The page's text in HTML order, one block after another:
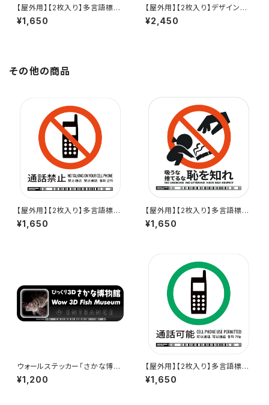
【屋外用】【2枚入り】多言語標識
「外国語メニューあります(グレ
ー)」- 150x150mm/3言語/新J
¥1,650
【屋外用】【2枚入り】デザイン標
識「EV QUICK（反射）」- 150x1
50mm/英語＋日本語/スマホ連
¥2,450
その他の商品
【屋外用】【2枚入り】多言語標識
「通話禁止（白）」- 150x150m
m/5言語/新JIS対応/屋外対応/
¥1,650
【屋外用】【2枚入り】多言語標識
「禁煙（マナーレス喫煙者向け）」
- 150x150mm/2言語/スマホ
¥1,650
ウォールステッカー「さかな博物
館」 - 290x97mm - Wow 3D
Museum Entrance
¥1,200
【屋外用】【2枚入り】多言語標識
「通話可能（白）」- 150x150m
m/5言語/新JIS対応/屋外対応/
¥1,650